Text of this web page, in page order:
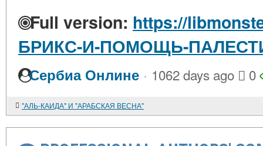
Full version: https://
БРИКС-И-ПОМОЩЬ-
Сербиа Онлине · 1062 days ago 0
"АЛЬ-КАИДА" И "АРАБСКАЯ ВЕСНА"